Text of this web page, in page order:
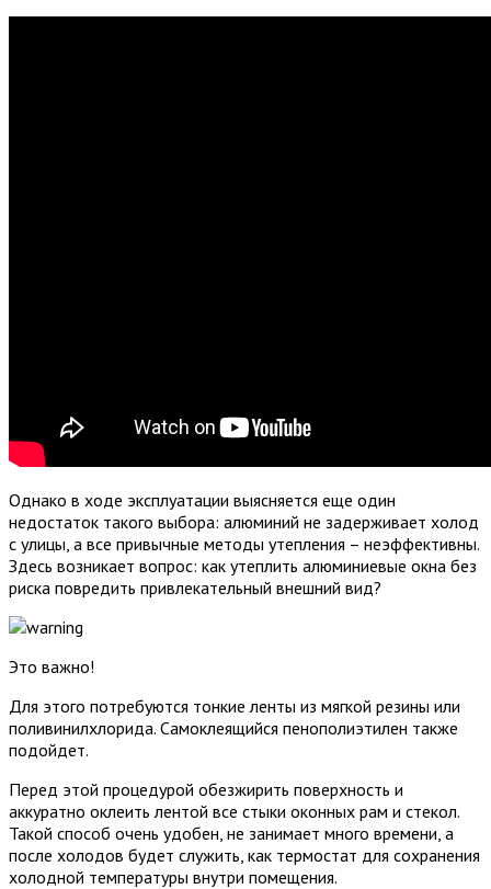
Однако в ходе эксплуатации выясняется еще один
недостаток такого выбора: алюминий не задерживает холод
с улицы, а все привычные методы утепления – неэффективны.
Здесь возникает вопрос: как утеплить алюминиевые окна без
риска повредить привлекательный внешний вид?
Это важно!
Для этого потребуются тонкие ленты из мягкой резины или
поливинилхлорида. Самоклеящийся пенополиэтилен также
подойдет.
Перед этой процедурой обезжирить поверхность и
аккуратно оклеить лентой все стыки оконных рам и стекол.
Такой способ очень удобен, не занимает много времени, а
после холодов будет служить, как термостат для сохранения
холодной температуры внутри помещения.